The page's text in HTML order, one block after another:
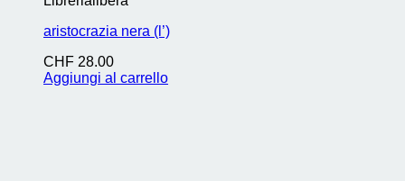
aristocrazia nera (l’)
CHF 28.00
Aggiungi al carrello